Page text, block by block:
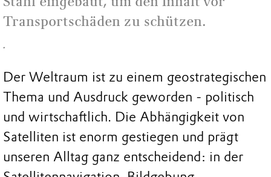
Transportschäden zu schützen.
.
Der Weltraum ist zu einem geostrategischen
Thema und Ausdruck geworden - politisch
und wirtschaftlich. Die Abhängigkeit von
Satelliten ist enorm gestiegen und prägt
unseren Alltag ganz entscheidend: in der